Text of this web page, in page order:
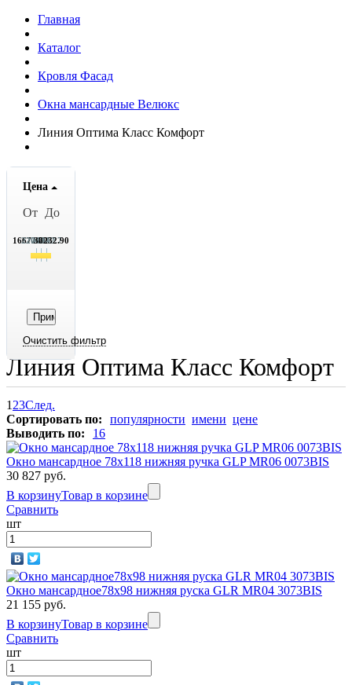
Главная
Каталог
Кровля Фасад
Окна мансардные Велюкс
Линия Оптима Класс Комфорт
Цена
От До
16672.70
22062.7
27452.7
32842.7
38232.90
Линия Оптима Класс Комфорт
1 23След.
Сортировать по:
популярности имени цене
Выводить по:
16
Окно мансардное 78x118 нижняя ручка GLP MR06 0073BIS
30 827 руб.
В корзинуТовар в корзине
Сравнить
шт
Окно мансардное78х98 нижняя руска GLR MR04 3073BIS
21 155 руб.
В корзинуТовар в корзине
Сравнить
шт